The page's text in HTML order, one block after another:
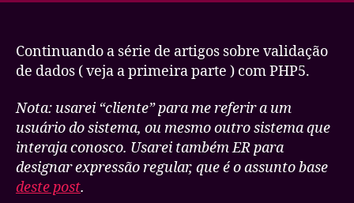
PHP5
–
Parte
2
Continuando a série de artigos sobre validação
de dados ( veja a primeira parte ) com PHP5.
Nota: usarei “cliente” para me referir a um
usuário do sistema, ou mesmo outro sistema que
interaja conosco. Usarei também ER para
designar expressão regular, que é o assunto base
deste post.